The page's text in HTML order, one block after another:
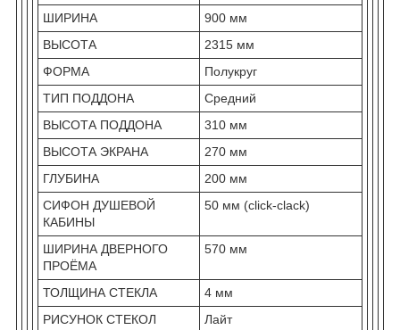
ШИРИНА
900 мм
ВЫСОТА
2315 мм
ФОРМА
Полукруг
ТИП ПОДДОНА
Средний
ВЫСОТА ПОДДОНА
310 мм
ВЫСОТА ЭКРАНА
270 мм
ГЛУБИНА
200 мм
СИФОН ДУШЕВОЙ
КАБИНЫ
50 мм (click-clack)
ШИРИНА ДВЕРНОГО
ПРОЁМА
570 мм
ТОЛЩИНА СТЕКЛА
4 мм
РИСУНОК СТЕКОЛ
Лайт